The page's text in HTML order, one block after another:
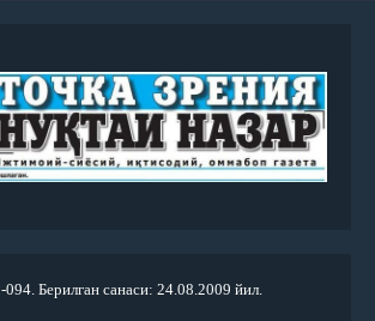
Берилган санаси: 24.08.2009 йил.